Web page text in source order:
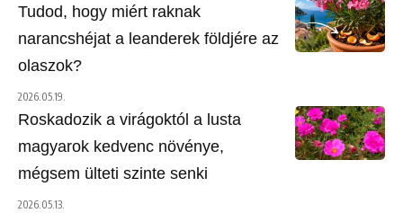
Tudod, hogy miért raknak
narancshéjat a leanderek földjére az
olaszok?
2026.05.19.
Roskadozik a virágoktól a lusta
magyarok kedvenc növénye,
mégsem ülteti szinte senki
2026.05.13.